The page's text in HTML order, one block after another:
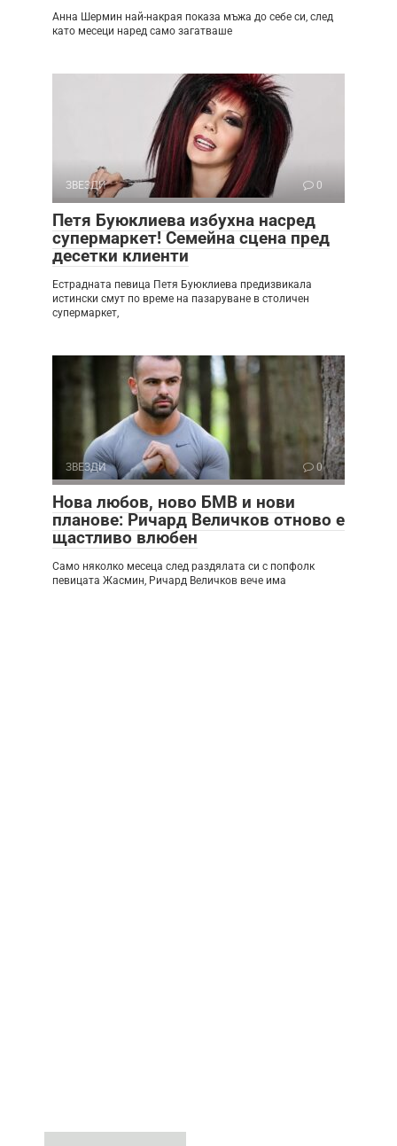
Анна Шермин най-накрая показа мъжа до себе си, след
като месеци наред само загатваше
ЗВЕЗДИ 0
Петя Буюклиева избухна насред
супермаркет! Семейна сцена пред
десетки клиенти
Естрадната певица Петя Буюклиева предизвикала
истински смут по време на пазаруване в столичен
супермаркет,
ЗВЕЗДИ 0
Нова любов, ново БМВ и нови
планове: Ричард Величков отново е
щастливо влюбен
Само няколко месеца след раздялата си с попфолк
певицата Жасмин, Ричард Величков вече има